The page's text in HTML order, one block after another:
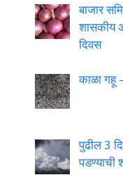
बाजार
शासकीय
दिवस
काळा गहू
पुढील 3
पडण्याची